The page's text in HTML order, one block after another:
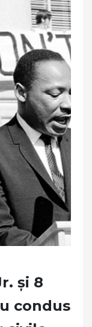
și 8
condus